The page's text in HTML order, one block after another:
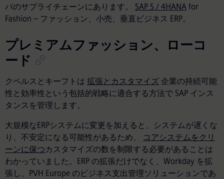
パのサプライチェーンにあります。 SAP S / 4HANA for
Fashion – ファッション、小売、垂直ビジネス ERP。
プレミアムファッション、ローコ
ード
クペルスとキーフトは 拡張とカスタマイズ 企業の持続可能
性と効率性という包括的戦略に適合する方法で SAP インス
タンスを管理します。
大規模なERPシステムに変更を加えると、システムが遅くな
り、不安定になる可能性があるため、
コアシステムをクリ
ーンに保つカスタマイズの数を制限する必要があることは
わかっていました。ERP の拡張だけでなく、Workday を拡
張し、PVH Europe のビジネス支出管理ソリューションであ